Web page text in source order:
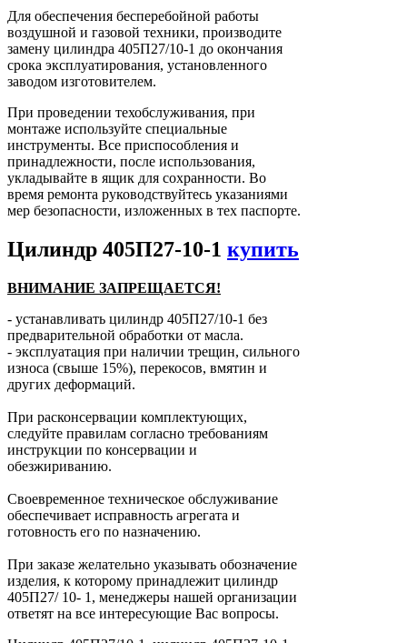
Для обеспечения бесперебойной работы
воздушной и газовой техники, производите
замену цилиндра 405П27/10-1 до окончания
срока эксплуатирования, установленного
заводом изготовителем.
При проведении техобслуживания, при
монтаже используйте специальные
инструменты. Все приспособления и
принадлежности, после использования,
укладывайте в ящик для сохранности. Во
время ремонта руководствуйтесь указаниями
мер безопасности, изложенных в тех паспорте.
Цилиндр 405П27-10-1 купить
ВНИМАНИЕ ЗАПРЕЩАЕТСЯ!
- устанавливать цилиндр 405П27/10-1 без
предварительной обработки от масла.
- эксплуатация при наличии трещин, сильного
износа (свыше 15%), перекосов, вмятин и
других деформаций.
При расконсервации комплектующих,
следуйте правилам согласно требованиям
инструкции по консервации и
обезжириванию.
Своевременное техническое обслуживание
обеспечивает исправность агрегата и
готовность его по назначению.
При заказе желательно указывать обозначение
изделия, к которому принадлежит цилиндр
405П27/ 10- 1, менеджеры нашей организации
ответят на все интересующие Вас вопросы.